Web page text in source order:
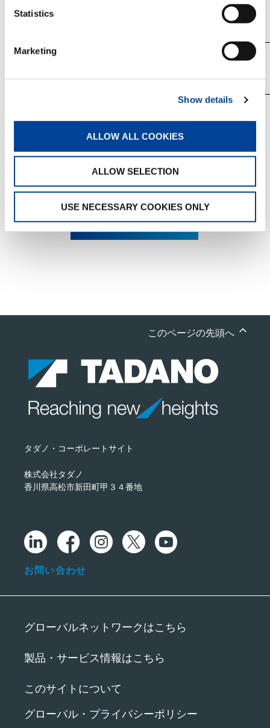
Statistics
Marketing
Show details
ALLOW ALL COOKIES
ALLOW SELECTION
USE NECESSARY COOKIES ONLY
TADANO FAUN
ない車両も含まれている場合があります。
リコール・改善対策情報
このページの先頭へ
タダノ・コーポレートサイト
株式会社タダノ
香川県高松市新田町甲３４番地
お問い合わせ
グローバルネットワークはこちら
製品・サービス情報はこちら
このサイトについて
グローバル・プライバシーポリシー